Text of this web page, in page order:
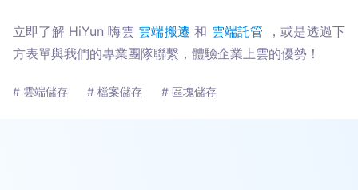
立即了解 HiYun 嗨雲 雲端搬遷 和 雲端託管 ，或是透過下
方表單與我們的專業團隊聯繫，體驗企業上雲的優勢！
# 雲端儲存 # 檔案儲存 # 區塊儲存